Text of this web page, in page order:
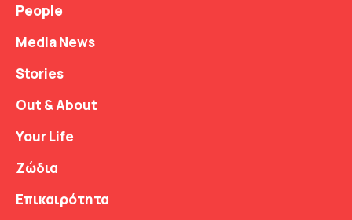
People
Media News
Stories
Out & About
Your Life
Ζώδια
Επικαιρότητα